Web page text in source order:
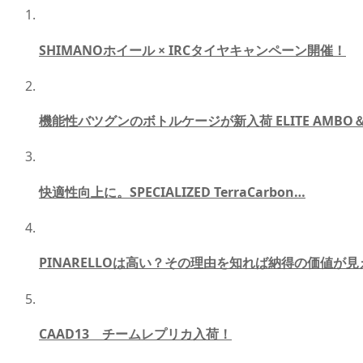
SHIMANOホイール × IRCタイヤキャンペーン開催！
機能性バツグンのボトルケージが新入荷 ELITE AMBO
快適性向上に。SPECIALIZED TerraCarbon…
PINARELLOは高い？その理由を知れば納得の価値が
CAAD13 チームレプリカ入荷！